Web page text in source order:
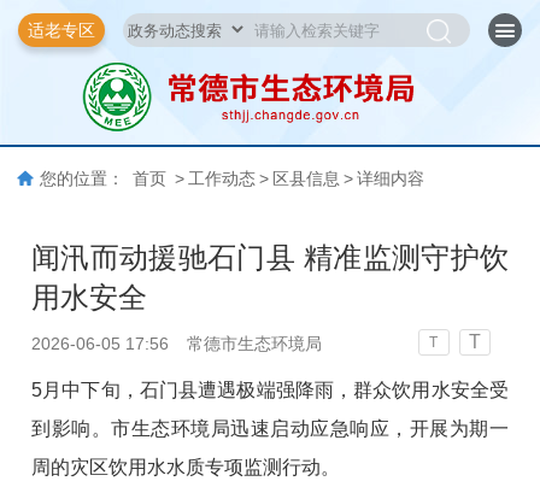
适老专区
您的位置： 首页 > 工作动态 > 区县信息 > 详细内容
闻汛而动援驰石门县 精准监测守护饮
用水安全
2026-06-05 17:56 常德市生态环境局 T T
5月中下旬，石门县遭遇极端强降雨，群众饮用水安全受
到影响。市生态环境局迅速启动应急响应，开展为期一
周的灾区饮用水水质专项监测行动。